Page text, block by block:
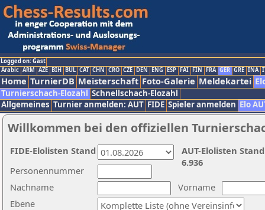
Logged on: Gast
Arabic ARM AZE BIH BUL CAT CHN CRO CZE DEN ENG ESP FAI FIN FRA GER GRE INA
Home TurnierDB Meisterschaft Foto-Galerie Meldekartei
Turnierschach-Elozahl Schnellschach-Elozahl
Allgemeines Turnier anmelden: AUT FIDE Spieler anmelden Elo
Willkommen bei den offiziellen
Nachname
Vorname
Ebene
Personennummer
AUT-Elolisten
6.936
FIDE-Elolisten Stand